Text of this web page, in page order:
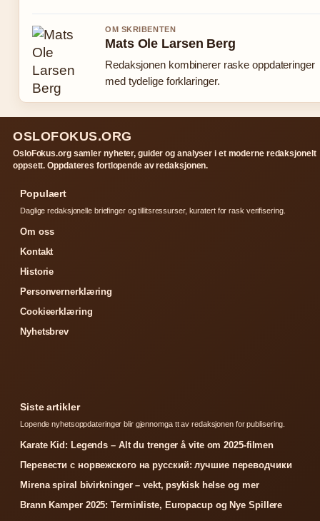
OM SKRIBENTEN
Mats Ole Larsen Berg
Redaksjonen kombinerer raske oppdateringer
med tydelige forklaringer.
OSLOFOKUS.ORG
OsloFokus.org samler nyheter, guider og analyser i et moderne redaksjonelt
oppsett. Oppdateres fortlopende av redaksjonen.
Populaert
Daglige redaksjonelle briefinger og tillitsressurser, kuratert for rask verifisering.
Om oss
Kontakt
Historie
Personvernerklæring
Cookieerklæring
Nyhetsbrev
Siste artikler
Lopende nyhetsoppdateringer blir gjennomga tt av redaksjonen for publisering.
Karate Kid: Legends – Alt du trenger å vite om 2025-filmen
Перевести с норвежского на русский: лучшие переводчики
Mirena spiral bivirkninger – vekt, psykisk helse og mer
Brann Kamper 2025: Terminliste, Europacup og Nye Spillere